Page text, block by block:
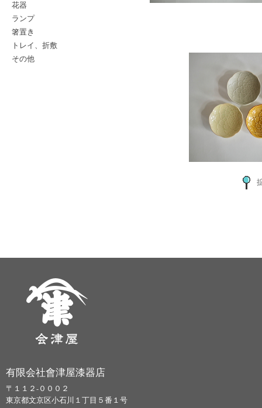
花器
ランプ
箸置き
トレイ、折敷
その他
有限会社會津屋漆器店
〒１１２-０００２
東京都文京区小石川１丁目５番１号